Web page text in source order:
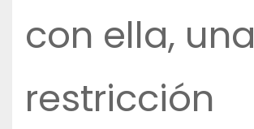
con ella, una
restricción